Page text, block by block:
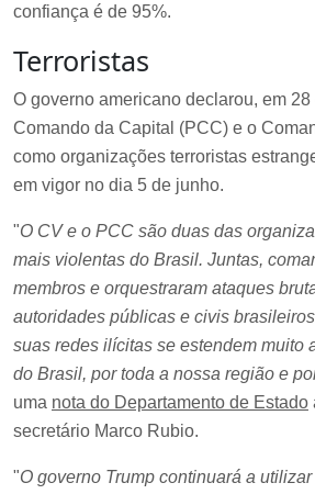
confiança é de 95%.
Terroristas
O governo americano declarou, em
Comando da Capital (PCC) e o
como organizações terroristas
em vigor no dia 5 de junho.
"O CV e o PCC são duas das
mais violentas do Brasil. Juntas,
membros e orquestraram ataques
autoridades públicas e civis
suas redes ilícitas se estendem muito
do Brasil, por toda a nossa região e
uma nota do Departamento de Estado
secretário Marco Rubio.
"O governo Trump continuará a